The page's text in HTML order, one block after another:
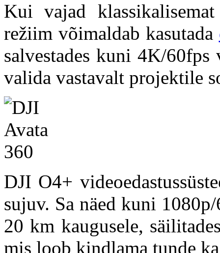
Kui vajad
režiim võimaldab kasutada
salvestades kuni 4K/60fps
valida vastavalt projektile
DJI O4+
sujuv. Sa näed kuni
20 km kaugusele,
mis loob kindlama tunde